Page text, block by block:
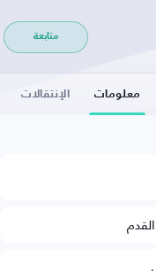
متابعة
معلومات الإنتقالات